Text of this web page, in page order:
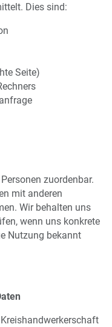
Dies sind:
Seite)
zuordenbar.
mit anderen
Wir behalten uns
wenn uns konkrete
Nutzung bekannt